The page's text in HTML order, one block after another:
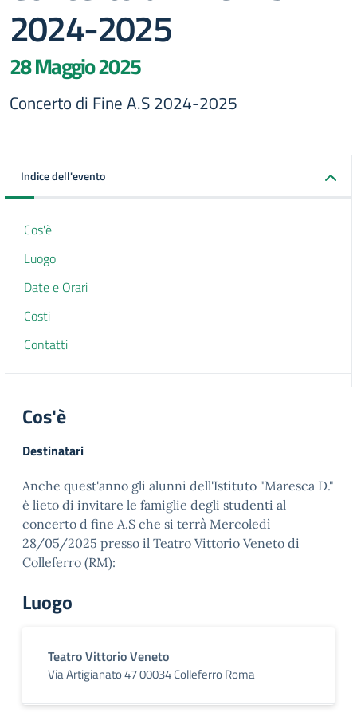
2024-2025
28 Maggio 2025
Concerto di Fine A.S 2024-2025
Indice dell'evento
Cos'è
Luogo
Date e Orari
Costi
Contatti
Cos'è
Destinatari
Anche quest'anno gli alunni dell'Istituto "Maresca D."
è lieto di invitare le famiglie degli studenti al
concerto d fine A.S che si terrà Mercoledì
28/05/2025 presso il Teatro Vittorio Veneto di
Colleferro (RM):
Luogo
Teatro Vittorio Veneto
Via Artigianato 47 00034 Colleferro Roma